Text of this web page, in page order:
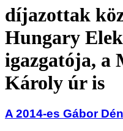
díjazottak
Hungary
igazgatója, a
Károly úr is
A 2014-es Gábor